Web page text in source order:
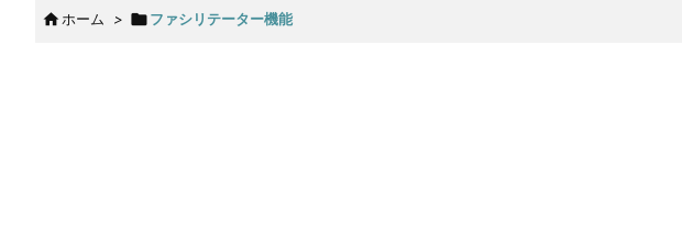
 ホーム > ファシリテーター機能